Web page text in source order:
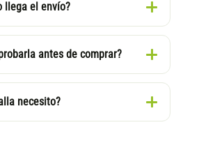
llega el envío?
antes de comprar?
necesito?